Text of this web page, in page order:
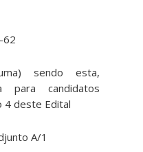
62
sendo esta,
para candidatos
4 deste Edital
A/1